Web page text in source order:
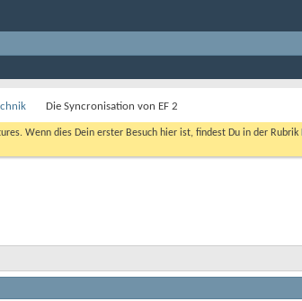
Die Syncronisation von EF 2
Wenn dies Dein erster Besuch hier ist, findest Du in der Rubrik